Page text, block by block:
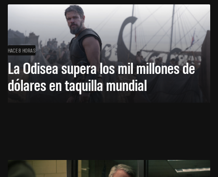
HACE 8 HORAS
La Odisea supera los mil millones de
dólares en taquilla mundial